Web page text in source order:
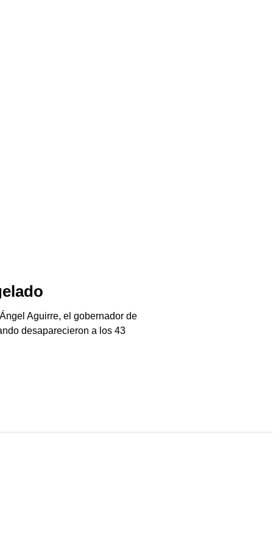
Aguirre, el gobernador de
desaparecieron a los 43